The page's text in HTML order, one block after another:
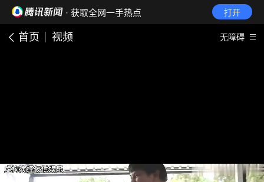
· 获取全网一手热点 打开
首页 视频 无障碍